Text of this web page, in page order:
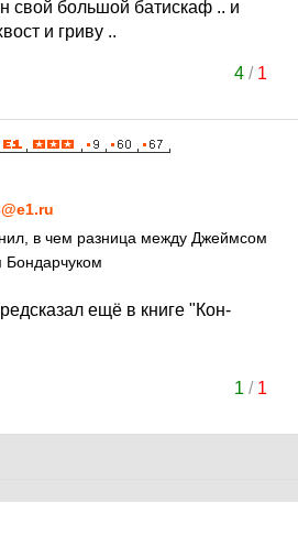
свой большой батискаф .. и
и гриву ..
4/ 1
в чем разница между Джеймсом
ещё в книге "Кон-
1 / 1